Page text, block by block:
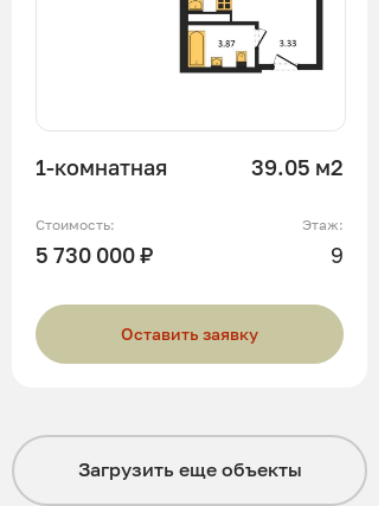
1-комнатная 39.05 м2
Стоимость:
5 730 000 ₽
Этаж:
9
Оставить заявку
Загрузить еще объекты